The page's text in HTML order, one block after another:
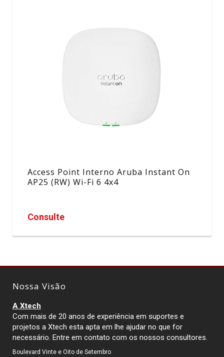
Access Point Interno Aruba Instant On
AP25 (RW) Wi-Fi 6 4x4
Consulte
Nossa Visão
A Xtech
Com mais de 20 anos de experiência em suportes e
projetos a Xtech esta apta em lhe ajudar no que for
necessário. Entre em contato com os nossos consultores.
Boulevard Vinte e Oito de Setembro